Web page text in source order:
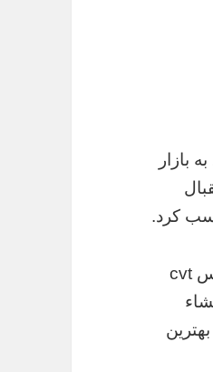
بازار
کرد.
وی گفت: ساینا اتوماتیک به عنوان اولین خودروی اتوماتیک مجهز به گیربکس cvt